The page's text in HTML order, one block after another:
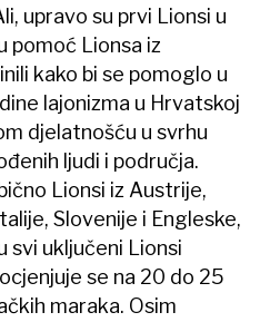
upravo su prvi Lionsi u
pomoć Lionsa iz
kako bi se pomoglo u
lajonizma u Hrvatskoj
djelatnošću u svrhu
ljudi i područja.
Lionsi iz Austrije,
Slovenije i Engleske,
svi uključeni Lionsi
se na 20 do 25
maraka. Osim